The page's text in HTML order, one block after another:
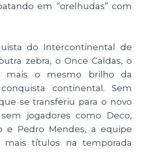
em “orelhudas” com
do Intercontinental de
zebra, o Once Caldas, o
mais o mesmo brilho da
continental. Sem
se transferiu para o novo
jogadores como Deco,
e Pedro Mendes, a equipe
mais títulos na temporada